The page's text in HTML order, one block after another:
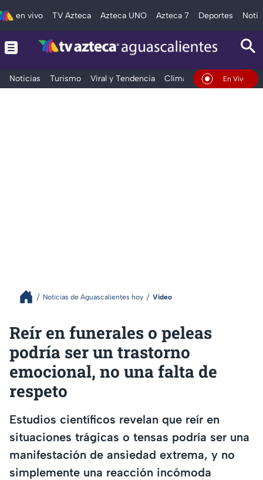
en vivo TV Azteca Azteca UNO Azteca 7 Deportes
Noticias Turismo Viral y Tendencia Clima DeportesEn Vivo
Noticias de Aguascalientes hoy Video
Reír en funerales o peleas
podría ser un trastorno
emocional, no una falta de
respeto
Estudios científicos revelan que reír en
situaciones trágicas o tensas podría ser una
manifestación de ansiedad extrema, y no
simplemente una reacción incómoda